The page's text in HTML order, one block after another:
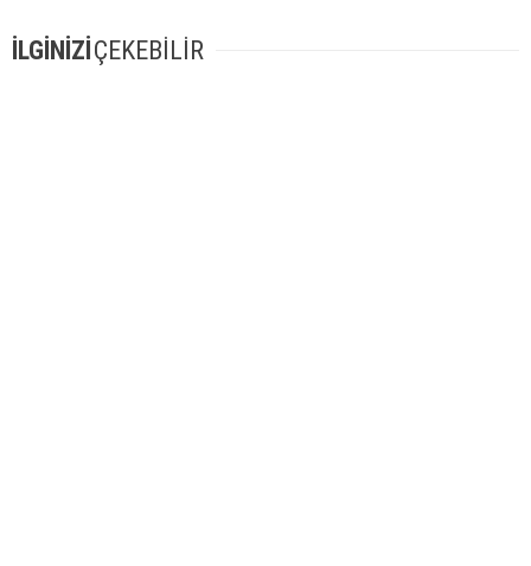
İLGİNİZİÇEKEBİLİR